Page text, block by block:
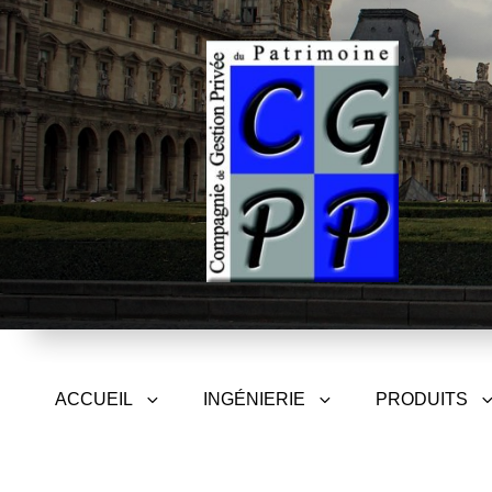
CGPP – Compagnie de
ACCUEIL INGÉNIERIE PRODUITS